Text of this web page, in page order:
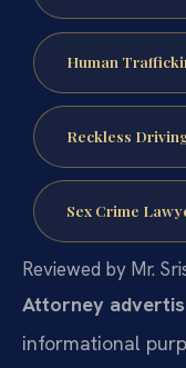
Human
Reckless
Sex Crime
Reviewed by Mr.
Attorney
informational